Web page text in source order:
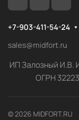
+7-903-411-54-24
sales@midfort.ru
ИП Залозный И.В.
ОГРН
© 2026 MIDFORT.RU